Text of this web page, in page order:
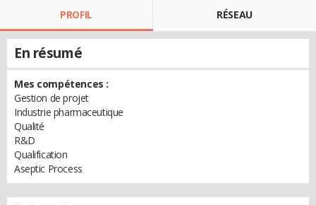
PROFIL RÉSEAU
En résumé
Mes compétences :
Gestion de projet
Industrie pharmaceutique
Qualité
R&D
Qualification
Aseptic Process